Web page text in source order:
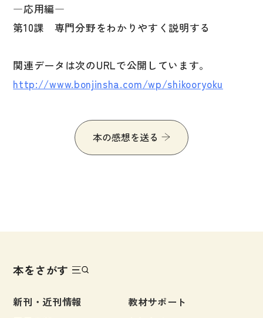
音声・音韻
文章・談話・表現
文法
言語の諸相
定期刊行物
―応用編―
第10課 専門分野をわかりやすく説明する
関連データは次のURLで公開しています。
http://www.bonjinsha.com/wp/shikooryoku
本の感想を送る
本をさがす
新刊・近刊情報
教材サポート